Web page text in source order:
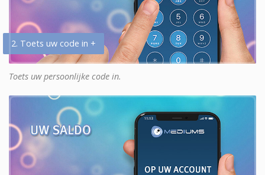
2. Toets uw code in +
Toets uw persoonlijke code in.